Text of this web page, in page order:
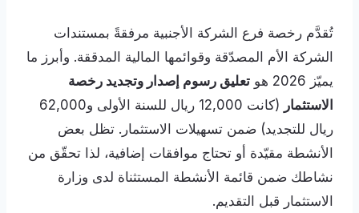
تُقدَّم رخصة فرع الشركة الأجنبية مرفقةً بمستندات
الشركة الأم المصدّقة وقوائمها المالية المدققة. وأبرز ما
يميّز 2026 هو
تعليق رسوم إصدار وتجديد رخصة
الاستثمار
(كانت 12,000 ريال للسنة الأولى و62,000
ريال للتجديد) ضمن تسهيلات الاستثمار. تظل بعض
الأنشطة مقيّدة أو تحتاج موافقات إضافية، لذا تحقّق من
نشاطك ضمن قائمة الأنشطة المستثناة لدى وزارة
الاستثمار قبل التقديم.